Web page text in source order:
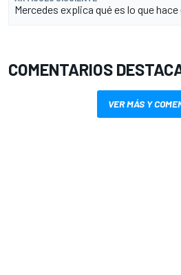
Mercedes explica qué es lo que
COMENTARIOS
VER MÁS Y